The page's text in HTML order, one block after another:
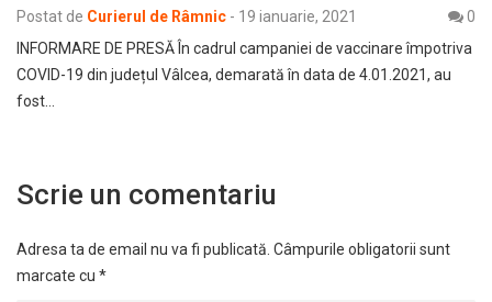
Postat de Curierul de Râmnic - 19 ianuarie, 2021
0
INFORMARE DE PRESĂ În cadrul campaniei de vaccinare împotriva
COVID-19 din județul Vâlcea, demarată în data de 4.01.2021, au
fost…
Scrie un comentariu
Adresa ta de email nu va fi publicată. Câmpurile obligatorii sunt
marcate cu *